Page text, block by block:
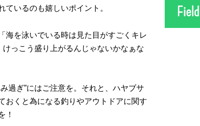
ているのも嬉しいポイント。
海を泳いでいる時は見た目がすごくキレ
けっこう盛り上がるんじゃないかなぁな
過ぎ”にはご注意を。それと、ハヤブサ
おくと為になる釣りやアウトドアに関す
！